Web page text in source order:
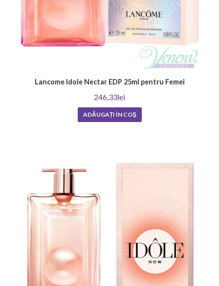
Lancome Idole Nectar EDP 25ml pentru Femei
246,33lei
ADĂUGAȚI ÎN COŞ